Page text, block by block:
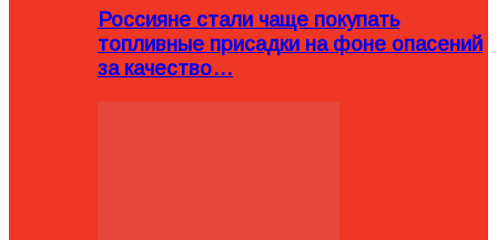
Россияне стали чаще покупать
топливные присадки на фоне опасений
за качество…